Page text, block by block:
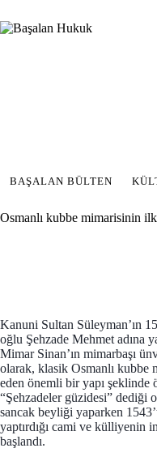
BAŞALAN BÜLTEN
Osmanlı kubbe mimarisinin
Kanuni Sultan Süleyman’ın
oğlu Şehzade Mehmet adına
Mimar Sinan’ın mimarbaşı
olarak, klasik Osmanlı kubbe
eden önemli bir yapı şeklinde
“Şehzadeler güzidesi” dediği
sancak beyliği yaparken
yaptırdığı cami ve külliyenin
başlandı.